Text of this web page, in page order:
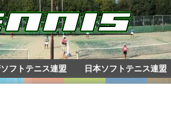
フトテニス連盟 日本ソフトテニス連盟